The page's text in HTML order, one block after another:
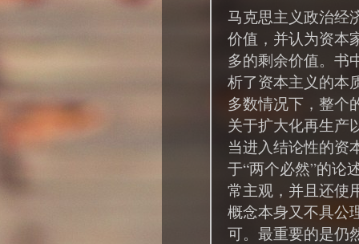
马克思主义政治经
价值，并认为资本
多的剩余价值。书
析了资本主义的本
多数情况下，整个
关于扩大化再生产
当进入结论性的资
于“两个必然”的论
常主观，并且还使
概念本身又不具公
可。最重要的是仍